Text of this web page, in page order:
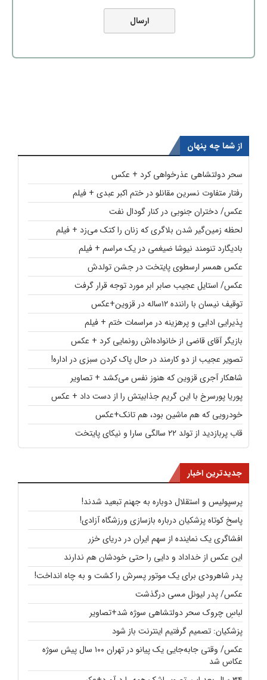
از شما چه پنهان
سحر دولتشاهی عذرخواهی کرد + عکس
رفتار متفاوت نسرین مقانلو در ختم اکبر عبدی + فیلم
عکس/ دختران جنوبی در کنار گودال نفت
لحظه زمین‌گیر شدن بلاگری که زنان را کتک می‌زد + فیلم
بادیگارد تنومند نیوشا ضیغمی در یک مراسم + فیلم
عکس همسر ارسطوی پایتخت در جشن تولدش
عکس/ استایل عجیب صابر ابر مورد توجه قرار گرفت
توقیف نیسان با راننده ۱۲ساله در قزوین+عکس
پذیرایی ادایی و پرهزینه در مراسمات ختم + فیلم
بازیگر آقای قاضی از خانواده‌اش رونمایی کرد + عکس
تصویر عجیب از دو کارمند در حال پاک کردن سبزی در اداره!
شاهکار آجری قزوین که هنوز نفس می‌کشد + تصاویر
پوریا پورسرخ با این گریم جذابیتش را از دست داد + عکس
خودرویی که هم ماشین بود، هم تانک+عکس
قاب پربازدید از تولد ۲۲ سالگی سارا و نیکای پایتخت
جدیدترین اخبار
پرسپولیس و استقلال دوباره به جهنم تبعید شدند!
پاسخ کوتاه پزشکیان درباره بازسازی ورزشگاه آزادی!
افشاگری یک نماینده از سهم ایران در دریای خزر
این عکس از خداداد و دایی را حتی خودشان هم ندارند
پدر شاهرودی برای یک موتور پسرش را کشت و به چاه انداخت!
عکس/ پدر لیونل مسی درگذشت
لباسِ چروک سحر دولتشاهی سوژه شد+تصاویر
پزشکیان: تصمیم گرفتیم اینترنت باز شود
عکس/ وقتی جابه‌جایی یک پیانو در تهران ۱۰۰ سال پیش سوژه
عکاس شد